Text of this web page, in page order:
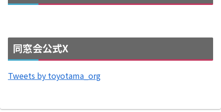
同窓会公式X
Tweets by toyotama_org